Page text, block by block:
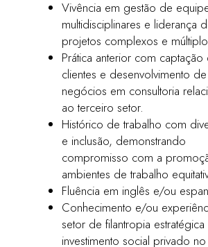
Vivência em gestão de
multidisciplinares e liderança
projetos complexos e
Prática anterior com captação
clientes e desenvolvimento de
negócios em consultoria
ao terceiro setor.
Histórico de trabalho com
e inclusão, demonstrando
compromisso com a
ambientes de trabalho
Fluência em inglês e/ou
Conhecimento e/ou
setor de filantropia estratégica
investimento social privado no